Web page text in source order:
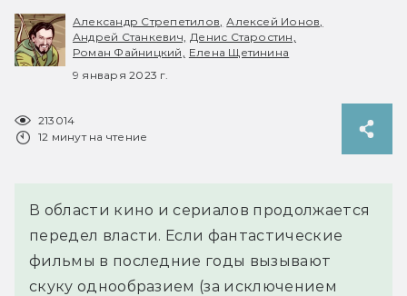
Александр Стрепетилов, Алексей Ионов,
Андрей Станкевич, Денис Старостин,
Роман Файницкий,
Елена Щетинина
9 января 2023 г.
213014
12 минут на чтение
В области кино и сериалов продолжается
передел власти. Если фантастические
фильмы в последние годы вызывают
скуку однообразием (за исключением